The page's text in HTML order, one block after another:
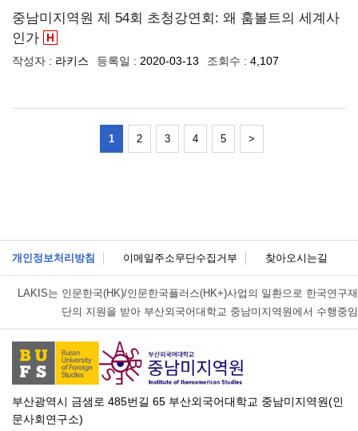
중남미지역원 제 54회 초청강연회: 왜 훔볼트의 세계사
인가
작성자 : 라키스 등록일 : 2020-03-13 조회수 : 4,107
1 2 3 4 5 >
개인정보처리방침 이메일주소무단수집거부 찾아오시는길
LAKIS는 인문한국(HK)/인문한국플러스(HK+)사업의 일환으로 한국연구재
단의 지원을 받아 부산외국어대학교 중남미지역원에서 수행중임
부산광역시 금샘로 485번길 65 부산외국어대학교 중남미지역원(인
문사회연구소)